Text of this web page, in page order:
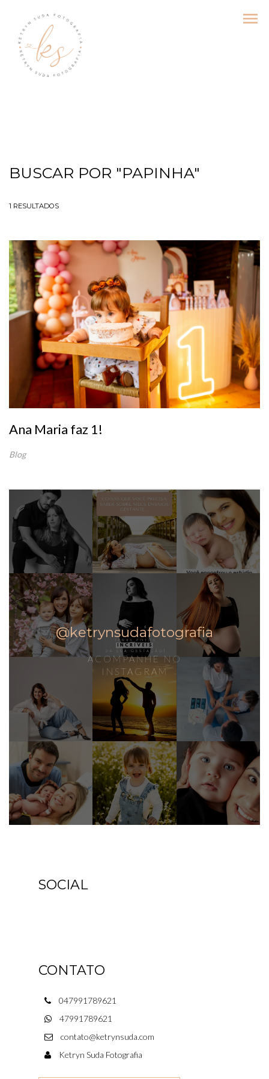
menu
BUSCAR POR "PAPINHA"
1 RESULTADOS
Ana Maria faz 1!
Blog
@ketrynsudafotografia
ACOMPANHE NO
INSTAGRAM
SOCIAL
CONTATO
047991789621
47991789621
contato@ketrynsuda.com
Ketryn Suda Fotografia